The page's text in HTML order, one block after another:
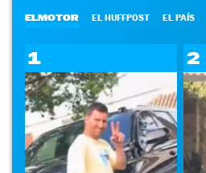
ELMOTOR EL HUFFPOST EL PAÍS
1 2